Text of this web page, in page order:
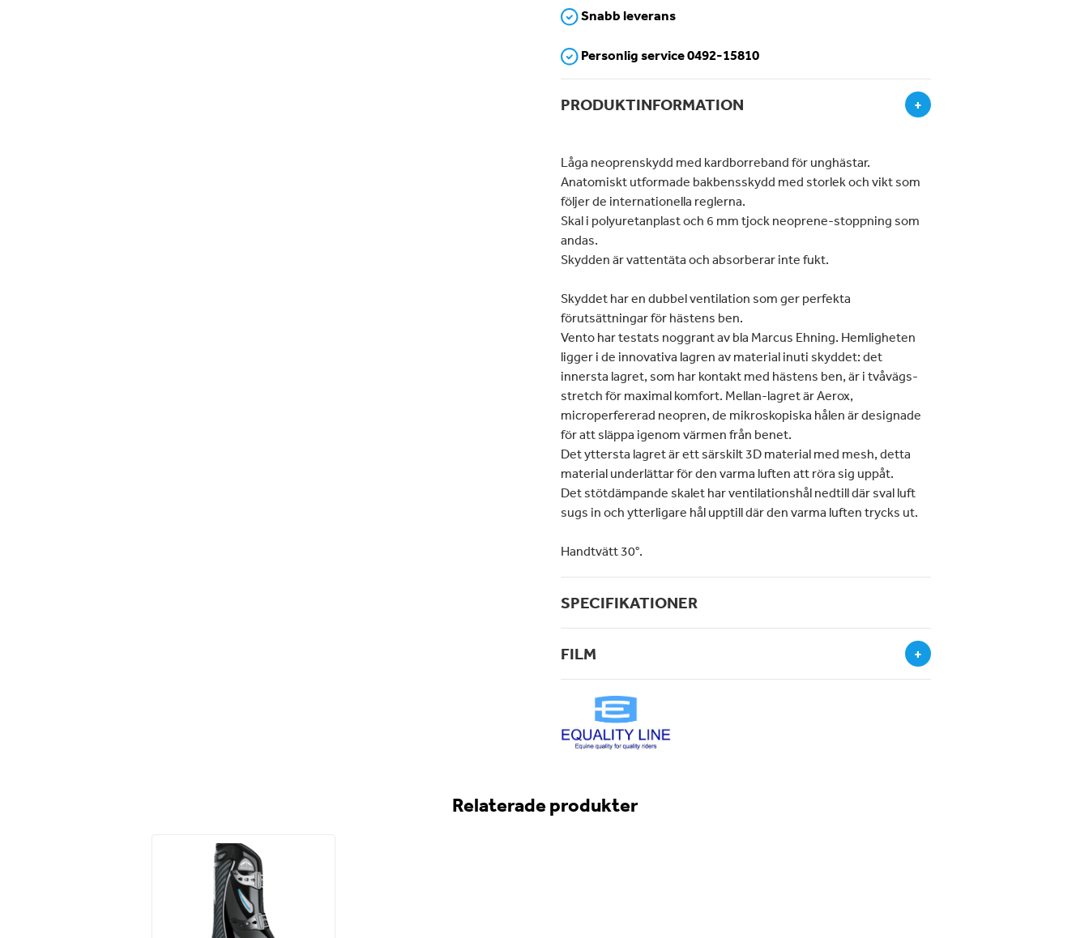
Snabb leverans
Personlig service 0492-15810
PRODUKTINFORMATION +
Låga neoprenskydd med kardborreband för unghästar.
Anatomiskt utformade bakbensskydd med storlek och vikt som
följer de internationella reglerna.
Skal i polyuretanplast och 6 mm tjock neoprene-stoppning som
andas.
Skydden är vattentäta och absorberar inte fukt.
Skyddet har en dubbel ventilation som ger perfekta
förutsättningar för hästens ben.
Vento har testats noggrant av bla Marcus Ehning. Hemligheten
ligger i de innovativa lagren av material inuti skyddet: det
innersta lagret, som har kontakt med hästens ben, är i tvåvägs-
stretch för maximal komfort. Mellan-lagret är Aerox,
microperfererad neopren, de mikroskopiska hålen är designade
för att släppa igenom värmen från benet.
Det yttersta lagret är ett särskilt 3D material med mesh, detta
material underlättar för den varma luften att röra sig uppåt.
Det stötdämpande skalet har ventilationshål nedtill där sval luft
sugs in och ytterligare hål upptill där den varma luften trycks ut.
Handtvätt 30°.
SPECIFIKATIONER
FILM +
Relaterade produkter